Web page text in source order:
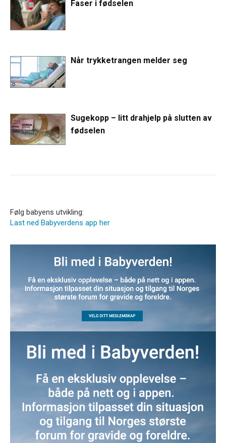
Faser i fødselen
Når trykketrangen melder seg
Sugekopp – litt drahjelp på slutten av
fødselen
Følg babyens utvikling:
Last ned Babyverdens app her